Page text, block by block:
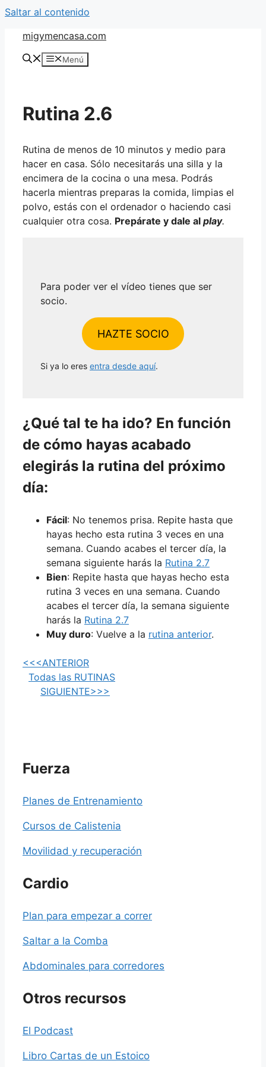
Saltar al contenido
migymencasa.com
Menú
Rutina 2.6
Rutina de menos de 10 minutos y medio para
hacer en casa. Sólo necesitarás una silla y la
encimera de la cocina o una mesa. Podrás
hacerla mientras preparas la comida, limpias el
polvo, estás con el ordenador o haciendo casi
cualquier otra cosa. Prepárate y dale al play.
Para poder ver el vídeo tienes que ser
socio.
HAZTE SOCIO
Si ya lo eres entra desde aquí.
¿Qué tal te ha ido? En función
de cómo hayas acabado
elegirás la rutina del próximo
día:
Fácil: No tenemos prisa. Repite hasta que
hayas hecho esta rutina 3 veces en una
semana. Cuando acabes el tercer día, la
semana siguiente harás la Rutina 2.7
Bien: Repite hasta que hayas hecho esta
rutina 3 veces en una semana. Cuando
acabes el tercer día, la semana siguiente
harás la Rutina 2.7
Muy duro: Vuelve a la rutina anterior.
<<<ANTERIOR
Todas las RUTINAS
SIGUIENTE>>>
Fuerza
Planes de Entrenamiento
Cursos de Calistenia
Movilidad y recuperación
Cardio
Plan para empezar a correr
Saltar a la Comba
Abdominales para corredores
Otros recursos
El Podcast
Libro Cartas de un Estoico